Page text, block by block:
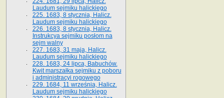
Laudum sejmiku halickiego
225. 1683, 8 stycznia, Halicz.
Laudum sejmiku halickiego
226. 1683, 8 stycznia, Halicz.
Instrukcya sejmiku posłom na
sejm walny
227. 1683, 31 maja, Halicz.
Laudum sejmiku halickiego
228. 1683, 24 lipca, Babuchów.
Kwit marszałka sejmiku z poboru
i administracyi rogowego
229. 1684, 11 września, Halicz.
Laudum sejmiku halickiego